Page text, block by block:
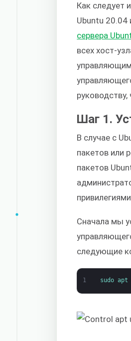
Как следует
Ubuntu 20.04
сервера
всех хост-
управляющим
Шаг 1.
В случае с
пакетов или
пакетов
Сначала мы
следующие
1 sudo apt